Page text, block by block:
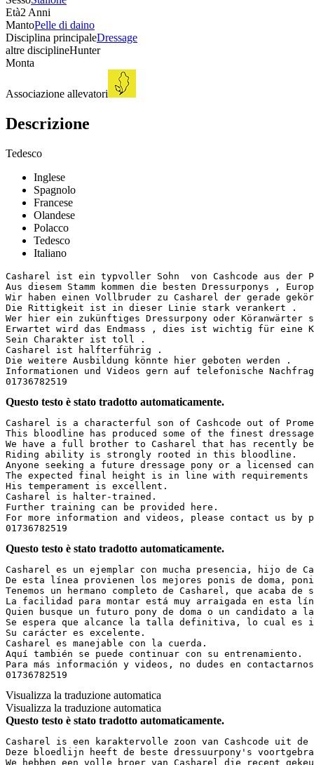
Età2 Anni
MantoPelle di daino
Disciplina principaleDressage
altre disciplineHunter
Monta
Associazione allevatori
Descrizione
Tedesco
Inglese
Spagnolo
Francese
Olandese
Polacco
Tedesco
Italiano
Casharel ist ein typvoller Sohn  von Cashcode aus der
Aus diesem Stamm kommen die besten Dressurponys ,
Wir haben einen Vollbruder zu Casharel der gerade
Die Rittigkeit ist in dieser Linie stark verankert .
Wer hier ein zukünftiges Dressurpony oder
Erwartet wird das Endmass , dies ist wichtig für eine
Sein Charakter ist toll .
Casharel ist halfterführig .
Die weitere Ausbildung könnte hier geboten werden .
Informationen und Videos gern auf telefonische
01736782519
Questo testo è stato tradotto automaticamente.
Casharel is a characterful son of Cashcode out of
This bloodline has produced some of the finest
We have a full brother to Casharel that has
Riding ability is strongly rooted in this bloodline.
Anyone seeking a future dressage pony or a
The expected final height is in line with
His temperament is excellent.
Casharel is halter-trained.
Further training can be provided here.
For more information and videos, please contact us by
01736782519
Questo testo è stato tradotto automaticamente.
Casharel es un ejemplar con mucha presencia, hijo de
De esta línea provienen los mejores ponis de doma,
Tenemos un hermano completo de Casharel, que
La facilidad para montar está muy arraigada en esta
Quien busque un futuro pony de doma o un candidato
Se espera que alcance la talla definitiva, lo cual es
Su carácter es excelente.
Casharel es manejable con la cuerda.
Aquí también se puede continuar con su entrenamiento.
Para más información y videos, no dudes en
01736782519
Visualizza la traduzione automatica
Visualizza la traduzione automatica
Questo testo è stato tradotto automaticamente.
Casharel is een karaktervolle zoon van Cashcode uit
Deze bloedlijn heeft de beste dressuurpony's
We hebben een volle broer van Casharel die recent